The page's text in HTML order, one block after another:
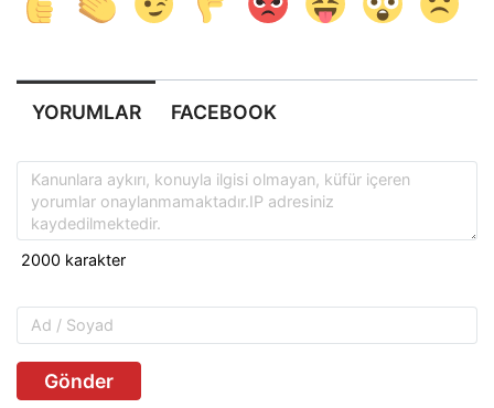
YORUMLAR FACEBOOK
Gönder